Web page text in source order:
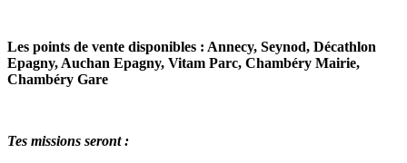
Les points de vente disponibles : Annecy, Seynod, Décathlon
Epagny, Auchan Epagny, Vitam Parc, Chambéry Mairie,
Chambéry Gare
Tes missions seront :